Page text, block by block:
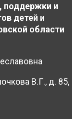
поддержки и
детей и
области
В.Г., д. 85,